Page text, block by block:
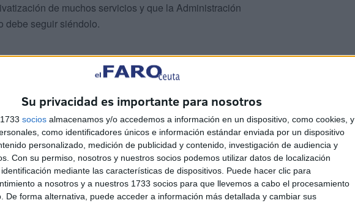
Su privacidad es importante para nosotros
socios almacenamos y/o accedemos a información en un dispositivo, como cookies, y
como identificadores únicos e información estándar enviada por un dispositivo
personalizado, medición de publicidad y contenido, investigación de audiencia y
Con su permiso, nosotros y nuestros socios podemos utilizar datos de localización
mediante las características de dispositivos. Puede hacer clic para
a nosotros y a nuestros 1733 socios para que llevemos a cabo el procesamiento
De forma alternativa, puede acceder a información más detallada y cambiar sus
de muchos servicios y que la Administración
debe seguir siéndolo.
una flexibilidad en sus actuales destinos y centros de
movilizaciones para forzar al Ministerio a sentarse en
las actuales condiciones de trabajo del personal de